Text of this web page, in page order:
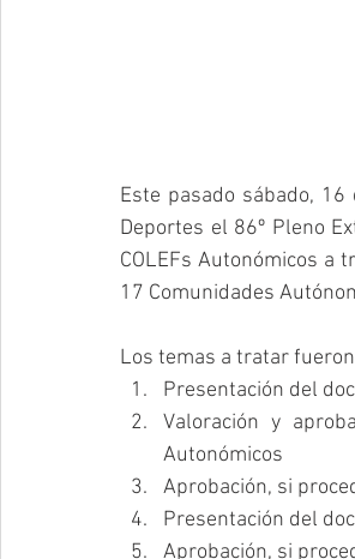
Este pasado sábado,
Deportes el 86º Pleno
COLEFs Autonómicos a
17 Comunidades
Los temas a tratar
Presentación del
Valoración y
Autonómicos
Presentación del
Aprobación, si